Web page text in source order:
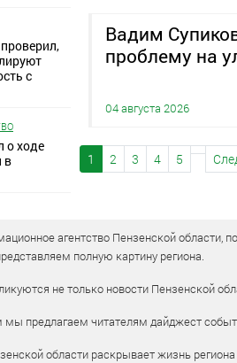
с
о ходе
в
Вадим
проблему на
04 августа 2026
1 2 3 4 5
агентство Пензенской области,
полную картину региона.
не только новости Пензенской
мы предлагаем читателям дайджест
области раскрывает жизнь